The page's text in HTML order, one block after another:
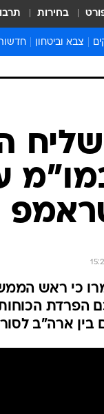
בחירות
צבא וביטחון
חברה
כי ראש
בין ארה"ב